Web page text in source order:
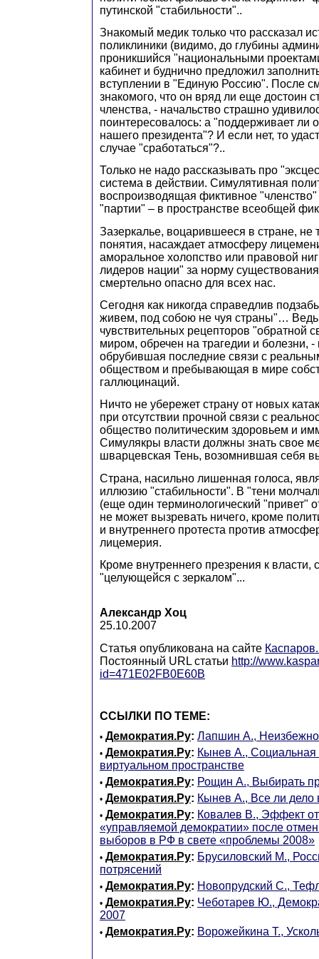
путинской "стабильности"..
Знакомый медик только что рассказал
поликлиники (видимо, до глубины
проникшийся "национальными
кабинет и буднично предложил
вступлении в "Единую Россию". После
знакомого, что он вряд ли еще достоин
членства, - начальство страшно
поинтересовалось: а "поддерживает ли
нашего президента"? И если нет, то
случае "сработаться"?..
Только не надо рассказывать про
система в действии. Симулятивная
воспроизводящая фиктивное
"партии" – в пространстве всеобщей
Зазеркалье, воцарившееся в стране, не
понятия, насаждает атмосферу
аморальное холопство или правовой
лидеров нации" за норму
смертельно опасно для всех нас.
Сегодня как никогда справедлив
живем, под собою не чуя страны"…
чувствительных рецепторов "обратной
миром, обречен на трагедии и болезни, -
обрубившая последние связи с
обществом и пребывающая в мире
галлюцинаций.
Ничто не убережет страну от новых
при отсутствии прочной связи с
общество политическим здоровьем и
Симулякры власти должны знать свое
шварцевская Тень, возомнившая себя
Страна, насильно лишенная голоса,
иллюзию "стабильности". В "тени
(еще один терминологический "привет"
не может вызревать ничего, кроме
и внутреннего протеста против
лицемерия.
Кроме внутреннего презрения к власти,
"целующейся с зеркалом"...
Александр Хоц
25.10.2007
Статья опубликована на сайте
Постоянный URL статьи http://
id=471E02FB0E60B
ССЫЛКИ ПО ТЕМЕ:
• Демократия.Ру: Лапшин А.,
• Демократия.Ру: Кынев А., Социальная
виртуальном пространстве
• Демократия.Ру: Рощин А., Выбирать
• Демократия.Ру: Кынев А., Все ли дело
• Демократия.Ру: Ковалев В., Эффект
«управляемой демократии» после
выборов в РФ в свете «проблемы 2008»
• Демократия.Ру: Брусиловский М.,
потрясений
• Демократия.Ру: Новопрудский С.,
• Демократия.Ру: Чеботарев Ю.,
2007
• Демократия.Ру: Ворожейкина Т.,